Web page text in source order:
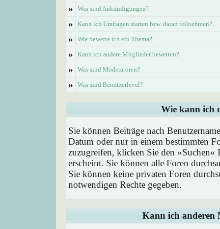
» Was sind Ankündigungen?
» Kann ich Umfragen starten bzw. daran teilnehmen?
» Wie bewerte ich ein Thema?
» Kann ich andere Mitglieder bewerten?
» Was sind Moderatoren?
» Was sind Benutzerlevel?
Wie kann ich
Sie können Beiträge nach
Datum oder nur in einem bestimmten
zuzugreifen, klicken Sie den »Suchen«
erscheint. Sie können alle Foren
Sie können keine privaten Foren
notwendigen Rechte gegeben.
Kann ich anderen